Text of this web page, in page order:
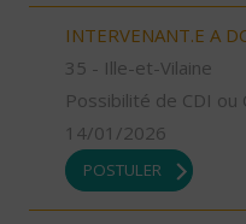
INTERVENANT.E A
35 - Ille-et-Vilaine
Possibilité de CDI ou
14/01/2026
POSTULER